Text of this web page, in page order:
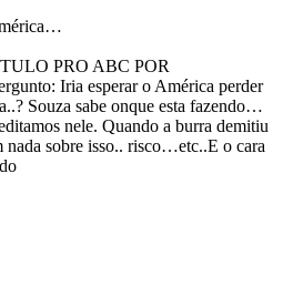
PRO ABC POR
Iria esperar o América perder
Souza sabe onque esta fazendo…
nele. Quando a burra demitiu
nada sobre isso.. risco…etc..E o cara